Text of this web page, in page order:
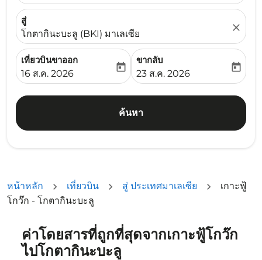
สู่
โกตากินะบะลู (BKI) มาเลเซีย
close
เที่ยวบินขาออก
fc-booking-departure-date-aria-label
16 ส.ค. 2026
today
ขากลับ
fc-booking-return-date-
23 ส.ค. 2026
today
ค้นหา
หน้าหลัก เที่ยวบิน สู่ ประเทศมาเลเซีย
เกาะฟู้
โกว๊ก - โกตากินะบะลู
ค่าโดยสารที่ถูกที่สุดจากเกาะฟู้โกว๊ก
ไปโกตากินะบะลู
ลองอัปเดตเส้นทางของคุณ (ต้นทางและ/หรือปลายทาง) หรื